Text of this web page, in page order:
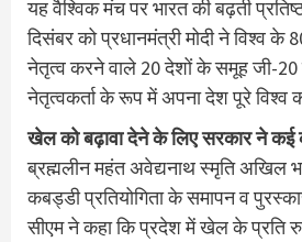
यह वैश्विक मंच पर भारत की बढ़ती
दिसंबर को प्रधानमंत्री मोदी ने विश्व के
नेतृत्व करने वाले 20 देशों के समूह जी-20
नेतृत्वकर्ता के रूप में अपना देश पूरे विश्व
खेल को बढ़ावा देने के लिए सरकार ने कई
ब्रह्मलीन महंत अवेद्यनाथ स्मृति अखिल
कबड्डी प्रतियोगिता के समापन व
सीएम ने कहा कि प्रदेश में खेल के प्रति